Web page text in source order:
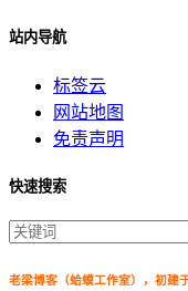
站内导航
标签云
网站地图
免责声明
快速搜索
老梁博客（蛤蟆工作室），初建